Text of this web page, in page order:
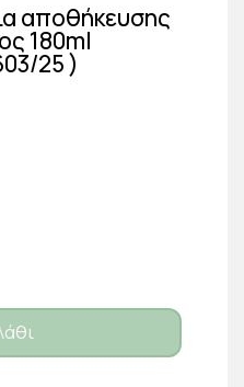
αποθήκευσης
180ml
25 )